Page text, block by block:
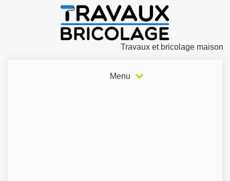
Travaux et bricolage maison
Menu